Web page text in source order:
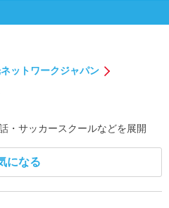
ットワークジャパン
・サッカースクールなどを展開
になる